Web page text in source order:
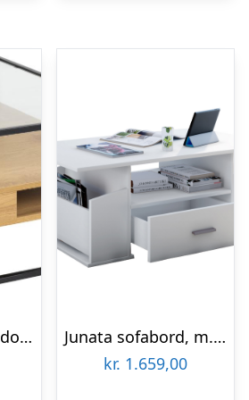
ACT NORDIC Randolf sofabord, m. 2 hylder – klar glas, natur vild eg melamin, mat sort stål (80×80)
Junata sofabord, m. 2 rum, 1 hylde og 1 skuffe – hvid træ
kr. 1.659,00